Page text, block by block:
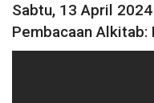
Sabtu, 13 April 2024
Pembacaan Alkitab: